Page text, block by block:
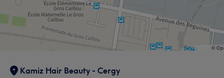
Kamiz Hair Beauty - Cergy